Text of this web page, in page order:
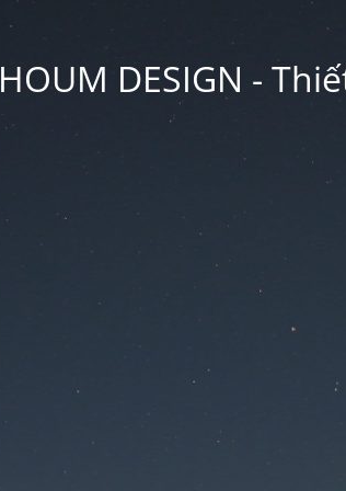
HOUM DESIGN -